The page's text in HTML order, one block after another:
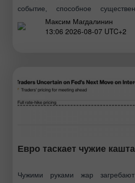
событие, способное
ожидания трейдеров по ставке
колеблется в диапазоне 83-97,5
Максим Магдалинин
13:06 2026-08-07 UTC+2
Евро таскает чужие
Чужими руками жар